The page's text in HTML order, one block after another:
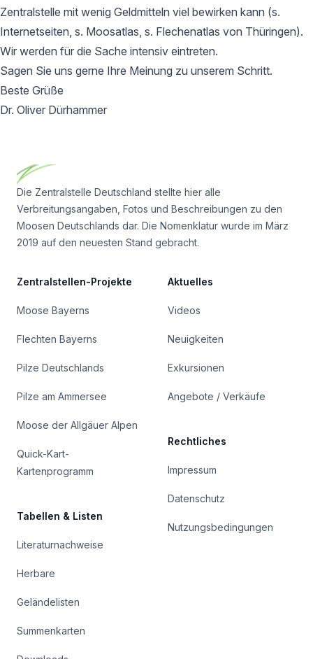
Zentralstelle mit wenig Geldmitteln viel bewirken kann (s.
Internetseiten, s. Moosatlas, s. Flechenatlas von Thüringen).
Wir werden für die Sache intensiv eintreten.
Sagen Sie uns gerne Ihre Meinung zu unserem Schritt.
Beste Grüße
Dr. Oliver Dürhammer
Die Zentralstelle Deutschland stellte hier alle
Verbreitungsangaben, Fotos und Beschreibungen zu den
Moosen Deutschlands dar. Die Nomenklatur wurde im März
2019 auf den neuesten Stand gebracht.
Zentralstellen-Projekte
Moose Bayerns
Flechten Bayerns
Pilze Deutschlands
Pilze am Ammersee
Moose der Allgäuer Alpen
Quick-Kart-
Kartenprogramm
Tabellen & Listen
Literaturnachweise
Herbare
Geländelisten
Summenkarten
Aktuelles
Videos
Neuigkeiten
Exkursionen
Angebote / Verkäufe
Rechtliches
Impressum
Datenschutz
Nutzungsbedingungen